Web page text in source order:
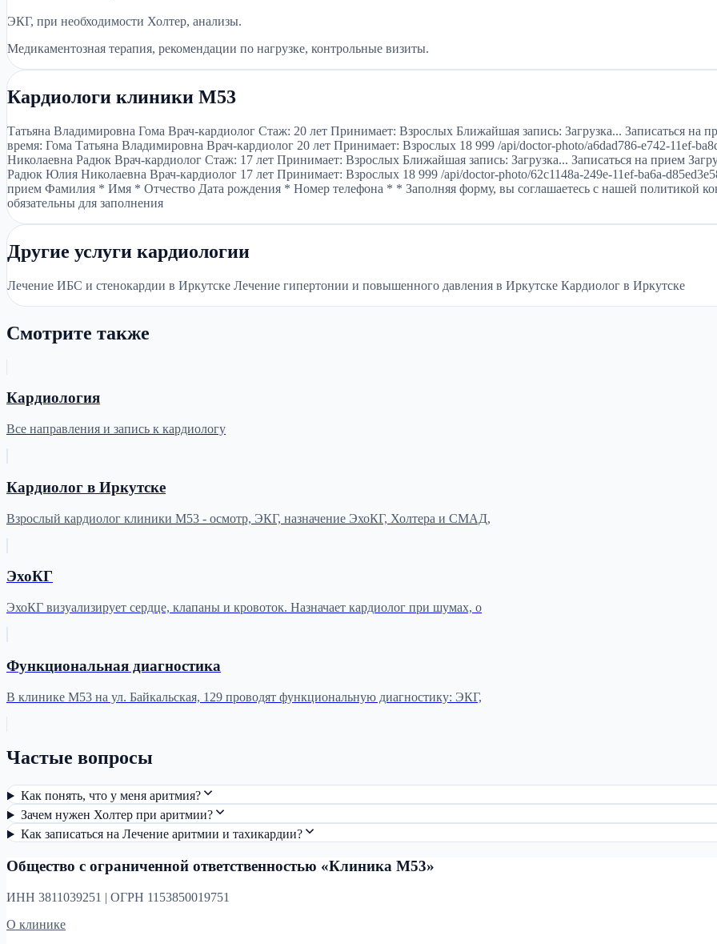
ЭКГ, при необходимости Холтер, анализы.
Медикаментозная терапия, рекомендации по нагрузке, контрольные визиты.
Кардиологи клиники М53
Татьяна Владимировна Гома Врач-кардиолог Стаж: 20 лет Принимает: Взрослых Ближайшая запись: Загрузка... Записаться на
время: Гома Татьяна Владимировна Врач-кардиолог 20 лет Принимает: Взрослых 18 999 /api/doctor-photo/a6dad786-e742-11ef-
Николаевна Радюк Врач-кардиолог Стаж: 17 лет Принимает: Взрослых Ближайшая запись: Загрузка... Записаться на прием
Радюк Юлия Николаевна Врач-кардиолог 17 лет Принимает: Взрослых 18 999 /api/doctor-photo/62c1148a-249e-11ef-ba6a-
прием Фамилия * Имя * Отчество Дата рождения * Номер телефона * * Заполняя форму, вы соглашаетесь с нашей политикой
обязательны для заполнения
Другие услуги кардиологии
Лечение ИБС и стенокардии в Иркутске Лечение гипертонии и повышенного давления в Иркутске Кардиолог в Иркутске
Смотрите также
Кардиология
Все направления и запись к кардиологу
Кардиолог в Иркутске
Взрослый кардиолог клиники М53 - осмотр, ЭКГ, назначение ЭхоКГ, Холтера и СМАД,
ЭхоКГ
ЭхоКГ визуализирует сердце, клапаны и кровоток. Назначает кардиолог при шумах, о
Функциональная диагностика
В клинике М53 на ул. Байкальская, 129 проводят функциональную диагностику: ЭКГ,
Частые вопросы
Как понять, что у меня аритмия?
Зачем нужен Холтер при аритмии?
Как записаться на Лечение аритмии и тахикардии?
Общество с ограниченной ответственностью «Клиника М53»
ИНН 3811039251 | ОГРН 1153850019751
О клинике